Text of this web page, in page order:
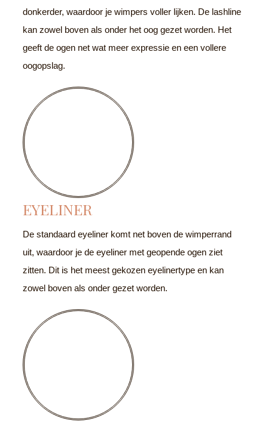
donkerder, waardoor je wimpers voller lijken. De lashline
kan zowel boven als onder het oog gezet worden. Het
geeft de ogen net wat meer expressie en een vollere
oogopslag.
EYELINER
De standaard eyeliner komt net boven de wimperrand
uit, waardoor je de eyeliner met geopende ogen ziet
zitten. Dit is het meest gekozen eyelinertype en kan
zowel boven als onder gezet worden.